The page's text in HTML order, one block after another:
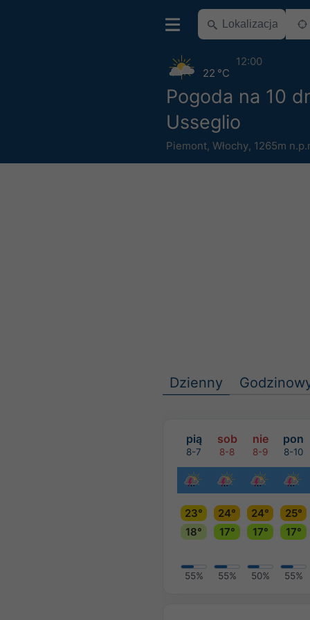
Pogoda na 10
Usseglio
Piemont, Włochy, 1265m
22 °C
12:00
Dzienny
pią sob nie pon
8-7 8-8 8-9 8-10
23° 24° 24°
25°
18°
17° 17° 17°
55% 55% 50% 55%